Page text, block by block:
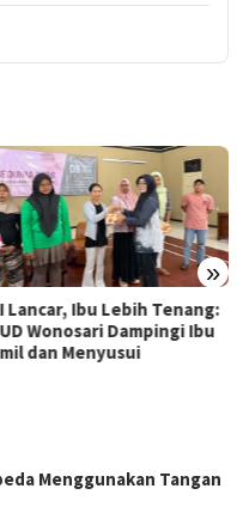
»
Lancar, Ibu Lebih Tenang:
Wonosari Dampingi Ibu
dan Menyusui
Menggunakan Tangan